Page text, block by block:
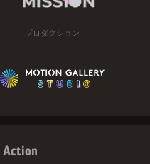
プロダクション
Action